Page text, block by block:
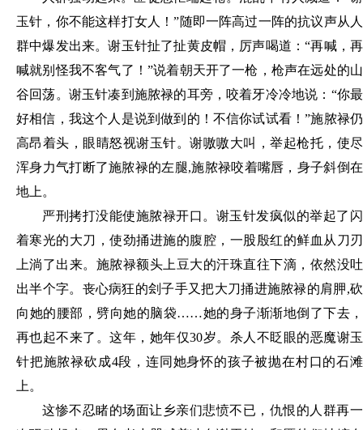
玉针，你不能这样打女人！”随即一阵高过一阵的抗议声从人
群中爆发出来。谢玉针扯了扯黄皮帽，厉声喝道：“再喊，再
喊就别怪我不客气了！”说着朝天开了一枪，枪声在远处的山
谷回荡。谢玉针凑到施脓禄的耳旁，咬着牙冷冷地说：“你最
好相信，我这个人是说到做到的！不信你试试看！”施脓禄仍
高昂着头，眼睛怒视谢玉针。谢嗷嗷大叫，举起枪托，使尽
浑身力气打断了施脓禄的左腿,施脓禄咬着嘴唇，身子斜倒在
地上。
严刑拷打没能使施脓禄开口。谢玉针发疯似的举起了闪
着寒光的大刀，使劲捅进施的腹腔，一股殷红的鲜血从刀刃
上淌了出来。施脓禄额头上豆大的汗珠直往下滴，依然没吐
出半个字。丧心病狂的刽子手又把大刀捅进施脓禄的肩胛,砍
向她的腰部，劈向她的脑袋……她的身子渐渐地倒了下去，
再也起不来了。这年，她年仅30岁。杀人不眨眼的恶魔谢玉
针把施脓禄砍成4段，连同她身怀的孩子被抛在村口的石滩
上。
这惨不忍睹的场面让乡亲们悲愤不已，仇恨的人群再一